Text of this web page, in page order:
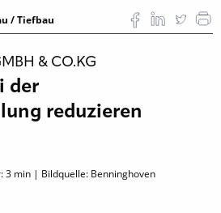
/ Tiefbau
& CO.KG
der
reduzieren
3 min | Bildquelle: Benninghoven